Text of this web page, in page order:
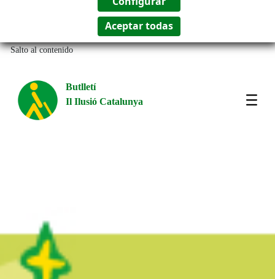
Salto al contenido
Butlletí
Il Ilusió Catalunya